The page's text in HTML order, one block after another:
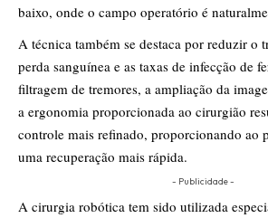
baixo, onde o campo operatório é
A técnica também se destaca por reduzir o
perda sanguínea e as taxas de infecção de
filtragem de tremores, a ampliação da
a ergonomia proporcionada ao cirurgião
controle mais refinado, proporcionando ao
uma recuperação mais rápida.
- Publicidade -
A cirurgia robótica tem sido utilizada